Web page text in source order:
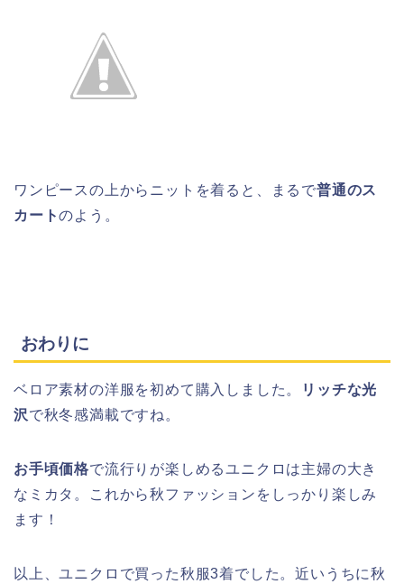
ワンピースの上からニットを着ると、まるで普通のス
カートのよう。
おわりに
ベロア素材の洋服を初めて購入しました。
リッチな光
沢で秋冬感満載ですね。
お手頃価格で流行りが楽しめるユニクロは主婦の大き
なミカタ。これから秋ファッションをしっかり楽しみ
ます！
以上、ユニクロで買った秋服3着でした。近いうちに秋